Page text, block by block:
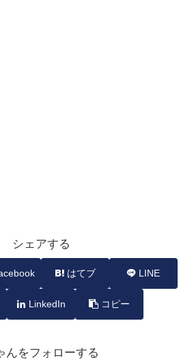
シェアする
はてブ LINE
LinkedIn コピー
んをフォローする